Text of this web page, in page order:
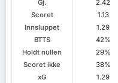
Gj.
2.42
Scoret
1.13
Innsluppet
1.29
BTTS
42%
Holdt nullen
29%
Scoret ikke
38%
xG
1.29